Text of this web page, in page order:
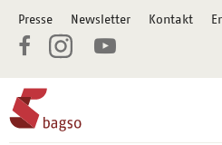
Presse Newsletter Kontakt